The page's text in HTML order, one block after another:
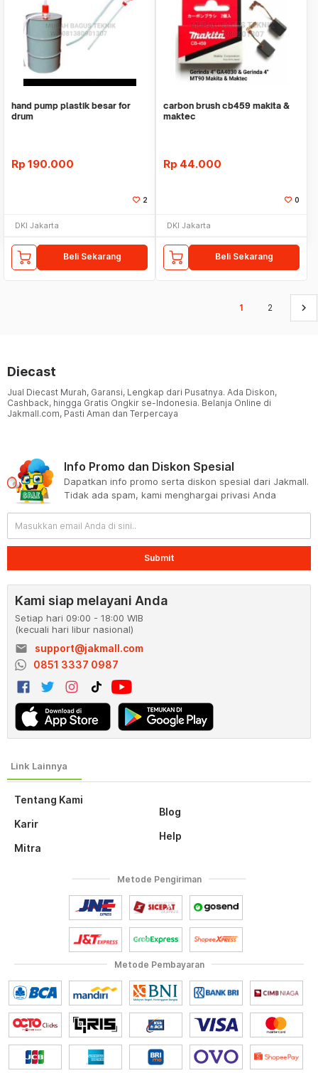
hand pump plastik besar for
drum
Rp 190.000
2
DKI Jakarta
Beli Sekarang
carbon brush cb459 makita &
maktec
Rp 44.000
0
DKI Jakarta
Beli Sekarang
1 2 keyboard_arrow_right
Diecast
Jual Diecast Murah, Garansi, Lengkap dari Pusatnya. Ada Diskon,
Cashback, hingga Gratis Ongkir se-Indonesia. Belanja Online di
Jakmall.com, Pasti Aman dan Terpercaya
Tentang Kami
Karir
Mitra
Blog
Help
Info Promo dan Diskon Spesial
Dapatkan info promo serta diskon spesial dari Jakmall.
Tidak ada spam, kami menghargai privasi Anda
Submit
Kami siap melayani Anda
Setiap hari 09:00 - 18:00 WIB
(kecuali hari libur nasional)
email
support@jakmall.com
0851 3337 0987
Metode Pembayaran
Metode Pengiriman